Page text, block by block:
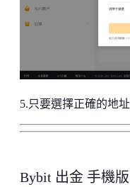
5.只要選擇正確的地
Bybit 出金 手機